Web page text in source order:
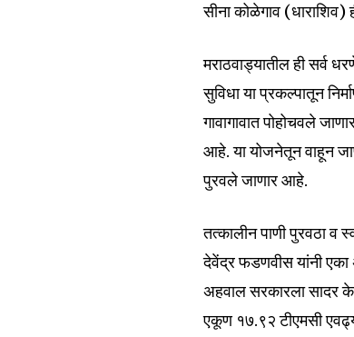
सीना कोळेगाव
मराठवाड्यातील ही सर्व
सुविधा या प्रकल्पातून
गावागावात पोहोचवले
आहे. या योजनेतून वाहून
पुरवले जाणार आहे.
तत्कालीन पाणी पुरवठा व
देवेंद्र फडणवीस यांनी
अहवाल सरकारला सादर
एकूण १७.९२ टीएमसी